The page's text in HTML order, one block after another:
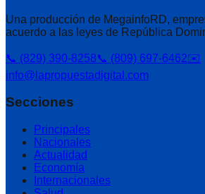
Una producción de MegainfoRD,
acuerdo a las leyes de República
📞 (829) 390-8258📞 (809) 697-6462✉️
info@lapropuestadigital.com
Secciones
Principales
Nacionales
Actualidad
Economía
Internacionales